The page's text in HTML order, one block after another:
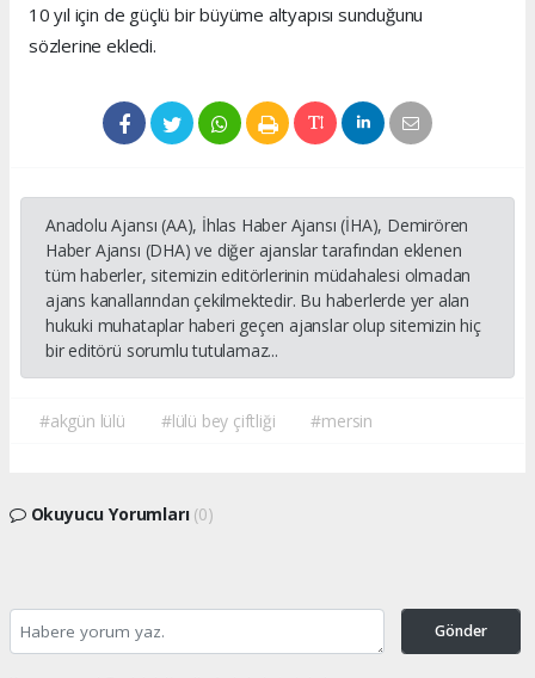
10 yıl için de güçlü bir büyüme altyapısı sunduğunu
sözlerine ekledi.
Anadolu Ajansı (AA), İhlas Haber Ajansı (İHA), Demirören
Haber Ajansı (DHA) ve diğer ajanslar tarafından eklenen
tüm haberler, sitemizin editörlerinin müdahalesi olmadan
ajans kanallarından çekilmektedir. Bu haberlerde yer alan
hukuki muhataplar haberi geçen ajanslar olup sitemizin hiç
bir editörü sorumlu tutulamaz...
#akgün lülü #lülü bey çiftliği #mersin
Okuyucu Yorumları (0)
Gönder